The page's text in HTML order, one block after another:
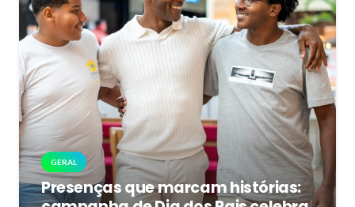
GERAL
Presenças que marcam histórias: